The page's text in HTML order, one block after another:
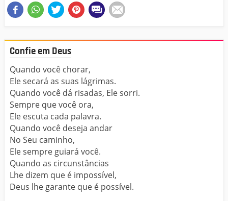
Confie em Deus
Quando você chorar,
Ele secará as suas lágrimas.
Quando você dá risadas, Ele sorri.
Sempre que você ora,
Ele escuta cada palavra.
Quando você deseja andar
No Seu caminho,
Ele sempre guiará você.
Quando as circunstâncias
Lhe dizem que é impossível,
Deus lhe garante que é possível.